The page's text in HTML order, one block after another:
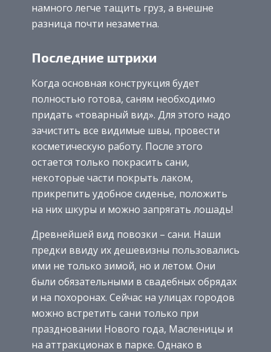
намного легче тащить груз, а внешне
разница почти незаметна.
Последние штрихи
Когда основная конструкция будет
полностью готова, саням необходимо
придать «товарный вид». Для этого надо
зачистить все видимые швы, провести
косметическую работу. После этого
остается только покрасить сани,
некоторые части покрыть лаком,
прикрепить удобное сиденье, положить
на них шкуры и можно запрягать лошадь!
Древнейшей вид повозки – сани. Наши
предки ввиду их дешевизны пользовались
ими не только зимой, но и летом. Они
были обязательными в свадебных обрядах
и на похоронах. Сейчас на улицах городов
можно встретить сани только при
праздновании Нового года, Масленицы и
на аттракционах в парке. Однако в